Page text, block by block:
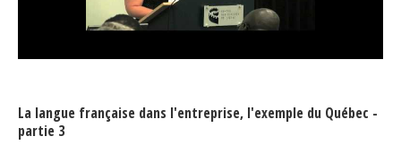
La langue française dans l'entreprise, l'exemple du Québec -
partie 3